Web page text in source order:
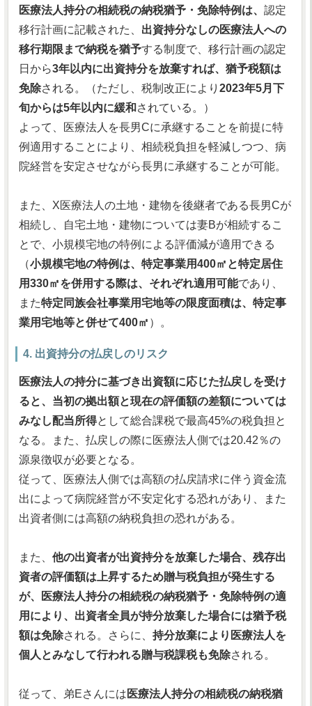
医療法人持分の相続税の納税猶予・免除特例は、 認定
移行計画に記載された、 出資持分なしの医療法人への
移行期限まで納税を猶予する制度で、移行計画の認定
日から3年以内に出資持分を放棄すれば、猶予税額は
免除される。（ただし、税制改正により 2023年5月下
旬からは5年以内に緩和 されている。）
よって、医療法人を長男Cに承継することを前提に特
例適用することにより、相続税負担を軽減しつつ、病
院経営を安定させながら長男に承継することが可能。
また、X医療法人の土地・建物を後継者である長男Cが
相続し、自宅土地・建物については妻Bが相続するこ
とで、小規模宅地の特例による評価減が適用できる
（小規模宅地の特例は、特定事業用400㎡と特定居住
用330㎡を併用する際は、それぞれ適用可能であり、
また特定同族会社事業用宅地等の限度面積は、特定事
業用宅地等と併せて400㎡ ）。
4. 出資持分の払戻しのリスク
医療法人の持分に基づき出資額に応じた払戻しを受け
ると、当初の拠出額と現在の評価額の差額については
みなし配当所得として総合課税で最高45%の税負担と
なる。また、払戻しの際に医療法人側では20.42％の
源泉徴収が必要となる。
従って、医療法人側では高額の払戻請求に伴う資金流
出によって病院経営が不安定化する恐れがあり、また
出資者側には高額の納税負担の恐れがある。
また、 他の出資者が出資持分を放棄した場合、残存出
資者の評価額は上昇するため贈与税負担が発生する
が、医療法人持分の相続税の納税猶予・免除特例の適
用により、出資者全員が持分放棄した場合には猶予税
額は免除される。さらに、 持分放棄により医療法人を
個人とみなして行われる贈与税課税も免除される。
従って、弟Eさんには 医療法人持分の相続税の納税猶